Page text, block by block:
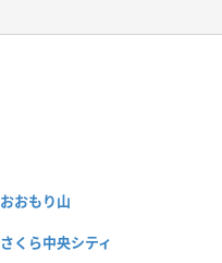
おおもり山
さくら中央シティ